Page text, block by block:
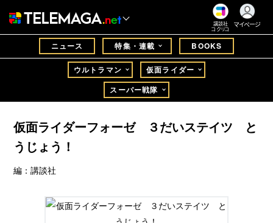
講談社
コクリコ
マイページ
ニュース 特集・連載 BOOKS
ウルトラマン
仮面ライダー
スーパー戦隊
仮面ライダーフォーゼ ３だいステイツ と
うじょう！
編：講談社